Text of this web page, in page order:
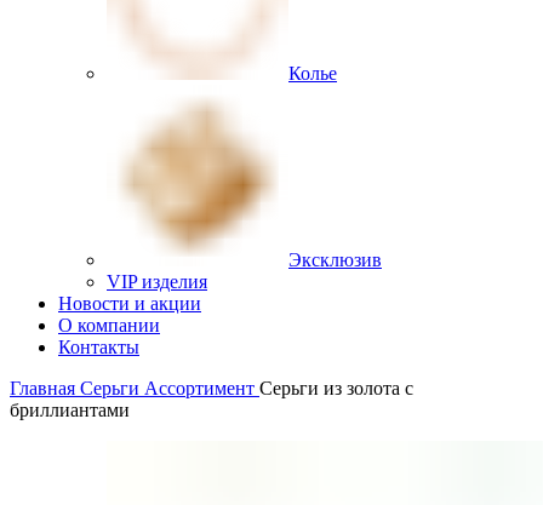
Колье
Эксклюзив
VIP изделия
Новости и акции
О компании
Контакты
Главная Серьги Ассортимент Серьги из золота с
бриллиантами